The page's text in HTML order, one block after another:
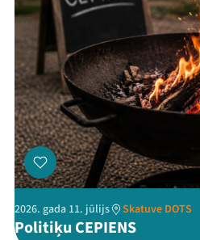
ThreadsFacebookYoutube
X
2026. gada 11. jūlijs Skatuve DOTS
Politiķu CEPIENS